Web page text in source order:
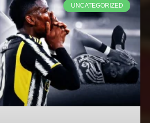
UNCATEGORIZED